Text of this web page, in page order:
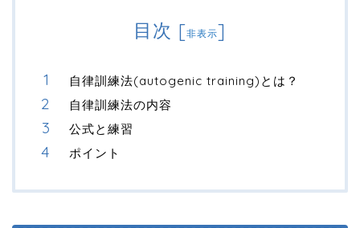
目次 [非表示]
自律訓練法(autogenic training)とは？
自律訓練法の内容
公式と練習
ポイント